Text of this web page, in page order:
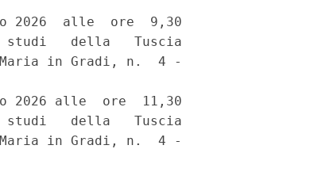
2026  alle  ore  9,30
studi   della   Tuscia
Maria in Gradi, n.  4 -
2026 alle  ore  11,30
studi   della   Tuscia
Maria in Gradi, n.  4 -